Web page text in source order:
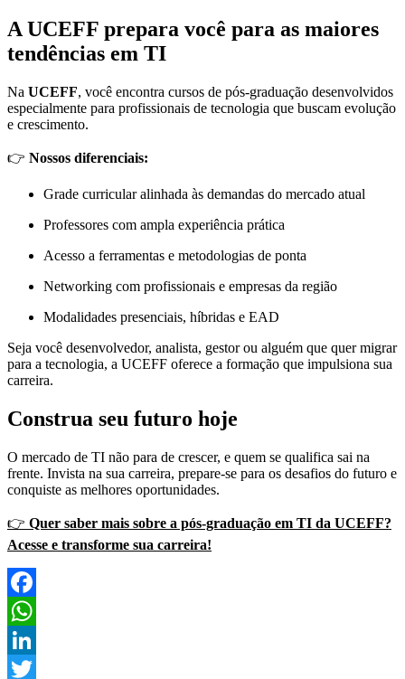
A UCEFF prepara você para as maiores
tendências em TI
Na UCEFF, você encontra cursos de pós-graduação desenvolvidos
especialmente para profissionais de tecnologia que buscam evolução
e crescimento.
👉 Nossos diferenciais:
Grade curricular alinhada às demandas do mercado atual
Professores com ampla experiência prática
Acesso a ferramentas e metodologias de ponta
Networking com profissionais e empresas da região
Modalidades presenciais, híbridas e EAD
Seja você desenvolvedor, analista, gestor ou alguém que quer migrar
para a tecnologia, a UCEFF oferece a formação que impulsiona sua
carreira.
Construa seu futuro hoje
O mercado de TI não para de crescer, e quem se qualifica sai na
frente. Invista na sua carreira, prepare-se para os desafios do futuro e
conquiste as melhores oportunidades.
👉 Quer saber mais sobre a pós-graduação em TI da UCEFF?
Acesse e transforme sua carreira!
Facebook
WhatsApp
LinkedIn